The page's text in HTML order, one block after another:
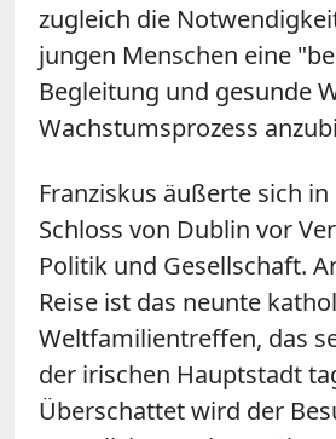
zugleich die
jungen Menschen eine
Begleitung und gesunde
Wachstumsprozess
Franziskus äußerte sich in
Schloss von Dublin vor
Politik und Gesellschaft.
Reise ist das neunte
Weltfamilientreffen, das
der irischen Hauptstadt
Überschattet wird der